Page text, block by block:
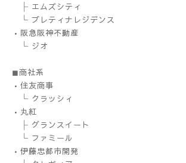
├ エムズシティ
└ プレティナレジデンス
•阪急阪神不動産
└ ジオ
◼︎商社系
•住友商事
└ クラッシィ
•丸紅
├ グランスイート
└ ファミール
•伊藤忠都市開発